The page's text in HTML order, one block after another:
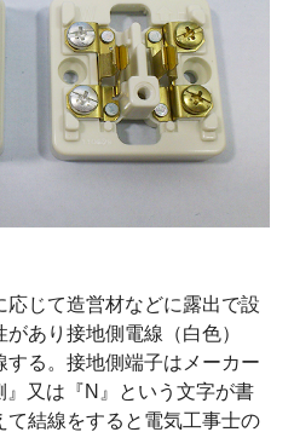
じて造営材などに露出で設
あり接地側電線（白色）
る。接地側端子はメーカー
又は『N』という文字が書
結線をすると電気工事士の